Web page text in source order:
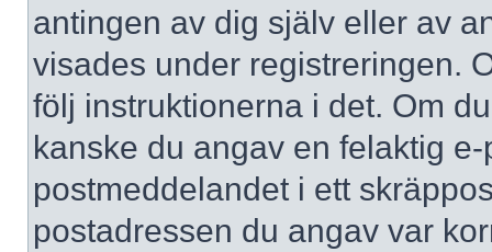
antingen av dig själv eller av
visades under registreringen.
följ instruktionerna i det. Om
kanske du angav en felaktig
postmeddelandet i ett
postadressen du angav var